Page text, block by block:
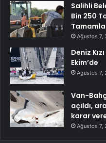
Salihli
Bin 250
Ağustos 7,
Deniz
Ekim’de
Ağustos 7,
Van-
açıldı,
karar
Ağustos 7,